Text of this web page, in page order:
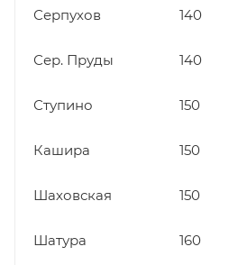
Серпухов 140
Сер. Пруды 140
Ступино 150
Кашира 150
Шаховская 150
Шатура 160